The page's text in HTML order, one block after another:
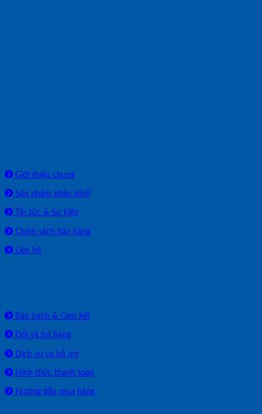
Giới thiệu chung
Sản phẩm phân phối
Tin tức & Sự kiện
Chính sách bán hàng
Liên hệ
Bảo hành & Cam kết
Đổi và trả hàng
Dịch vụ và hỗ trợ
Hình thức thanh toán
Hướng dẫn mua hàng